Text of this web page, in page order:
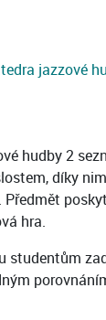
jazzové
hudby 2
díky
hra.
studentům